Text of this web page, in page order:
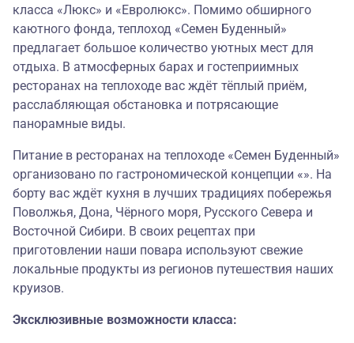
класса «Люкс» и «Евролюкс». Помимо обширного
каютного фонда, теплоход «Семен Буденный»
предлагает большое количество уютных мест для
отдыха. В атмосферных барах и гостеприимных
ресторанах на теплоходе вас ждёт тёплый приём,
расслабляющая обстановка и потрясающие
панорамные виды.
Питание в ресторанах на теплоходе «Семен Буденный»
организовано по гастрономической концепции «». На
борту вас ждёт кухня в лучших традициях побережья
Поволжья, Дона, Чёрного моря, Русского Севера и
Восточной Сибири. В своих рецептах при
приготовлении наши повара используют свежие
локальные продукты из регионов путешествия наших
круизов.
Эксклюзивные возможности класса: